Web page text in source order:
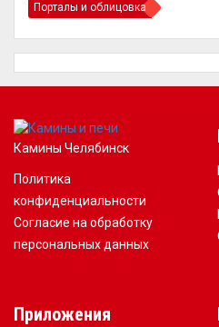
Порталы и облицовка
Камины Челябинск
Политика
конфиденциальности
Согласие на обработку
персональных данных
Приложения